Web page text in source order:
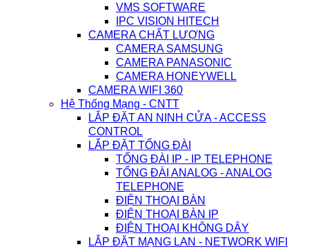
VMS SOFTWARE
IPC VISION HITECH
CAMERA CHẤT LƯỢNG
CAMERA SAMSUNG
CAMERA PANASONIC
CAMERA HONEYWELL
CAMERA WIFI 360
Hệ Thống Mạng - CNTT
LẮP ĐẶT AN NINH CỬA - ACCESS
CONTROL
LẮP ĐẶT TỔNG ĐÀI
TỔNG ĐÀI IP - IP TELEPHONE
TỔNG ĐÀI ANALOG - ANALOG
TELEPHONE
ĐIỆN THOẠI BÀN
ĐIỆN THOẠI BÀN IP
ĐIỆN THOẠI KHÔNG DÂY
LẮP ĐẶT MẠNG LAN - NETWORK WIFI